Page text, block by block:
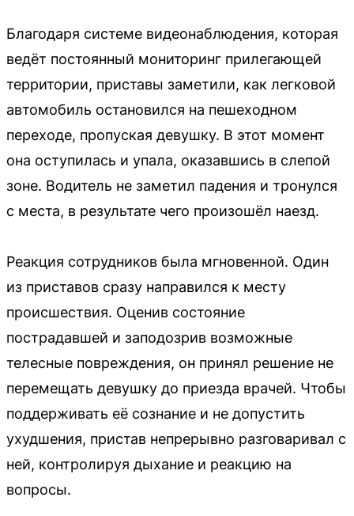
Благодаря системе видеонаблюдения, которая
ведёт постоянный мониторинг прилегающей
территории, приставы заметили, как легковой
автомобиль остановился на пешеходном
переходе, пропуская девушку. В этот момент
она оступилась и упала, оказавшись в слепой
зоне. Водитель не заметил падения и тронулся
с места, в результате чего произошёл наезд.
Реакция сотрудников была мгновенной. Один
из приставов сразу направился к месту
происшествия. Оценив состояние
пострадавшей и заподозрив возможные
телесные повреждения, он принял решение не
перемещать девушку до приезда врачей. Чтобы
поддерживать её сознание и не допустить
ухудшения, пристав непрерывно разговаривал с
ней, контролируя дыхание и реакцию на
вопросы.